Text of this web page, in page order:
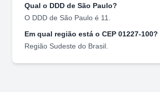
Qual o DDD de São Paulo?
O DDD de São Paulo é 11
Em qual região está o CEP 01227-100?
Região Sudeste do Brasil.